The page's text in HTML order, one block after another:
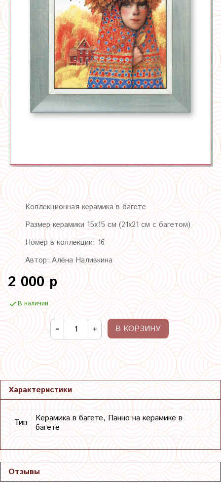
Коллекционная керамика в багете
Размер керамики 15х15 см (21х21 см с багетом)
Номер в коллекции: 16
Автор: Алёна Наливкина
2 000 р
В наличии
В КОРЗИНУ
Характеристики
Тип
Керамика в багете, Панно на керамике в
багете
Отзывы